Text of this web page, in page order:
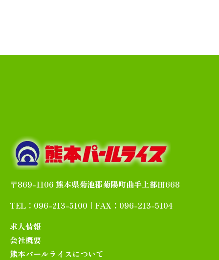
〒869-1106 熊本県菊池郡菊陽町曲手上部田668
TEL：096-213-5100｜FAX：096-213-5104
求人情報
会社概要
熊本パールライスについて